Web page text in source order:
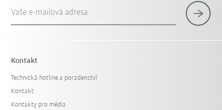
Vaše e-mailová adresa
Kontakt
Technická hotline a poradenství
Kontakt
Kontakty pro média